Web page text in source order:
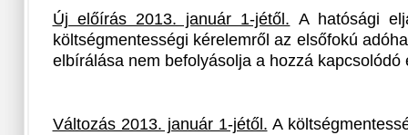
Új előírás 2013. január 1-jétől. A hatósági
költségmentességi kérelemről az elsőfokú
elbírálása nem befolyásolja a hozzá kapcsolódó
Változás 2013. január 1-jétől. A